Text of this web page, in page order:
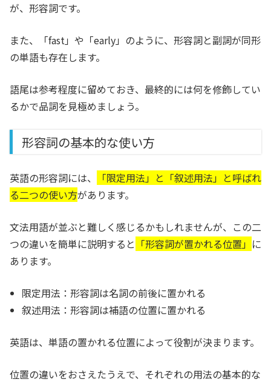
が、形容詞です。
また、「fast」や「early」のように、形容詞と副詞が同形
の単語も存在します。
語尾は参考程度に留めておき、最終的には何を修飾してい
るかで品詞を見極めましょう。
形容詞の基本的な使い方
英語の形容詞には、
「限定用法」と「叙述用法」と呼ばれ
る二つの使い方があります。
文法用語が並ぶと難しく感じるかもしれませんが、この二
つの違いを簡単に説明すると 「形容詞が置かれる位置」 に
あります。
限定用法：形容詞は名詞の前後に置かれる
叙述用法：形容詞は補語の位置に置かれる
英語は、単語の置かれる位置によって役割が決まります。
位置の違いをおさえたうえで、それぞれの用法の基本的な